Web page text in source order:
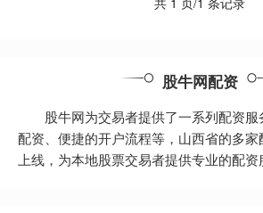
股牛网配资
股牛网为交易者提供了一系列配资
配资、便捷的开户流程等，山西省的多
上线，为本地股票交易者提供专业的配资